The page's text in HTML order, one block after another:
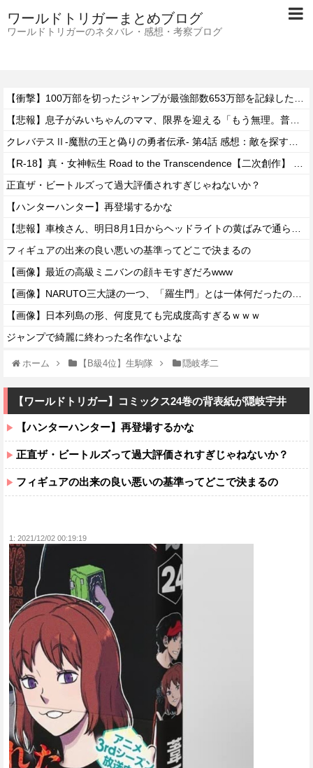
ワールドトリガーまとめブログ
ワールドトリガーのネタバレ・感想・考察ブログ
正直ザ・ビートルズって過大評価されすぎじゃねないか？
【ハンターハンター】再登場するかな
フィギュアの出来の良い悪いの基準ってどこで決まるの
【画像】最近の高級ミニバンの顔キモすぎだろwww
【画像】日本列島の形、何度見ても完成度高すぎるｗｗｗ
ジャンプで綺麗に終わった名作ないよな
ホーム 【B級4位】生駒隊 隠岐孝二
【ワールドトリガー】コミックス24巻の背表紙が隠岐宇井
【ハンターハンター】再登場するかな
正直ザ・ビートルズって過大評価されすぎじゃねないか？
フィギュアの出来の良い悪いの基準ってどこで決まるの
1: 2021/12/02 00:19:19